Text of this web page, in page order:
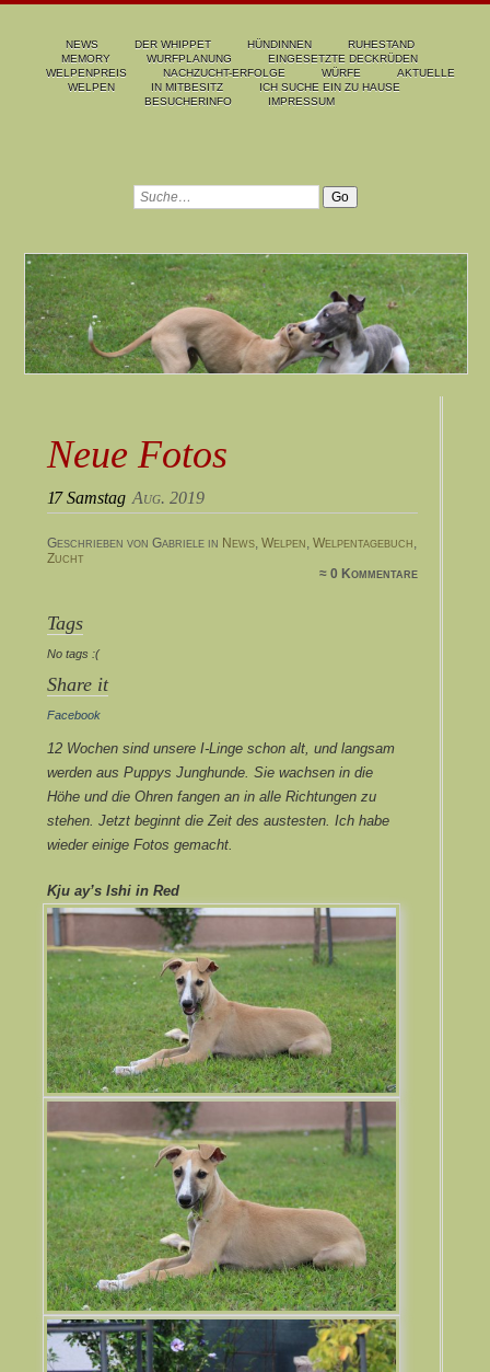
NEWS DER WHIPPET HÜNDINNEN
RUHESTAND
MEMORY
WURFPLANUNG
EINGESETZTE DECKRÜDEN
WELPENPREIS
NACHZUCHT-ERFOLGE WÜRFE
AKTUELLE
WELPEN
IN MITBESITZ
ICH SUCHE EIN ZU HAUSE
BESUCHERINFO
IMPRESSUM
Neue Fotos
17 Samstag Aug. 2019
Geschrieben von Gabriele in News, Welpen, Welpentagebuch,
Zucht
≈ 0 Kommentare
Tags
No tags :(
Share it
Facebook
12 Wochen sind unsere I-Linge schon alt, und langsam
werden aus Puppys Junghunde. Sie wachsen in die
Höhe und die Ohren fangen an in alle Richtungen zu
stehen. Jetzt beginnt die Zeit des austesten. Ich habe
wieder einige Fotos gemacht.
Kju ay’s Ishi in Red